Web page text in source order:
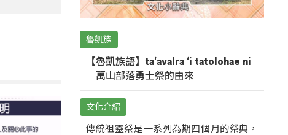
魯凱族
【魯凱族語】ta‘avalra ‘i tatolohae ni
｜萬山部落勇士祭的由來
文化介紹
傳統祖靈祭是一系列為期四個月的祭典，